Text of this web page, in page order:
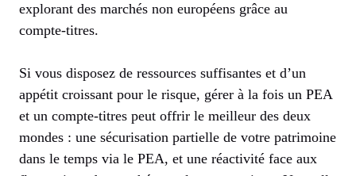
explorant des marchés non européens grâce au
compte-titres.
Si vous disposez de ressources suffisantes et d’un
appétit croissant pour le risque, gérer à la fois un PEA
et un compte-titres peut offrir le meilleur des deux
mondes : une sécurisation partielle de votre patrimoine
dans le temps via le PEA, et une réactivité face aux